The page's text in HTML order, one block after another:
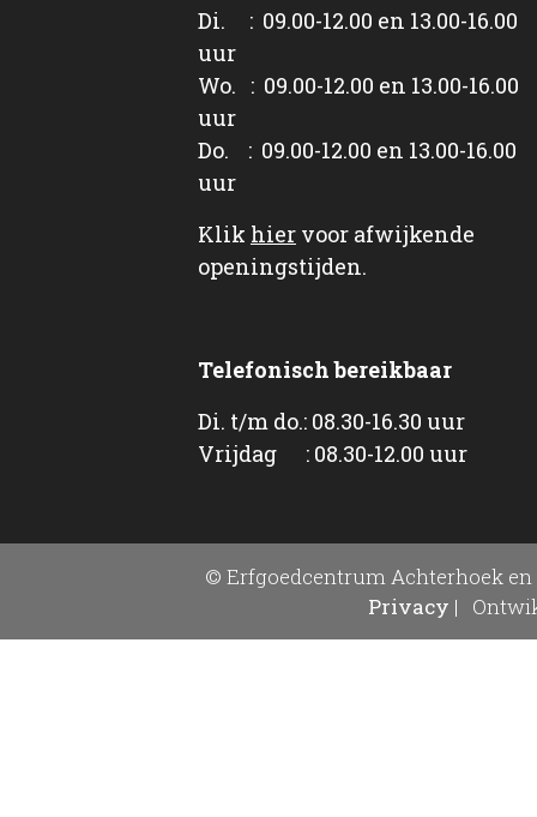
Di. : 09.00-12.00 en 13.00-16.00
uur
Wo. : 09.00-12.00 en 13.00-16.00
uur
Do. : 09.00-12.00 en 13.00-16.00
uur
Klik hier voor afwijkende
openingstijden.
Telefonisch bereikbaar
Di. t/m do.: 08.30-16.30 uur
Vrijdag : 08.30-12.00 uur
© Erfgoedcentrum Achterhoek en
Privacy |